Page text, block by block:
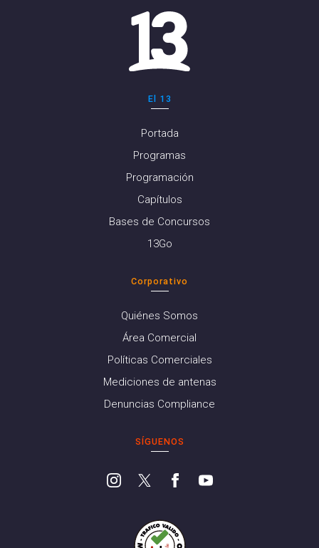
El 13
Portada
Programas
Programación
Capítulos
Bases de Concursos
13Go
Corporativo
Quiénes Somos
Área Comercial
Políticas Comerciales
Mediciones de antenas
Denuncias Compliance
SÍGUENOS